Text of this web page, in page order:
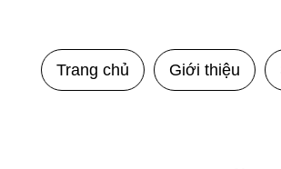
Trang chủ Giới thiệu